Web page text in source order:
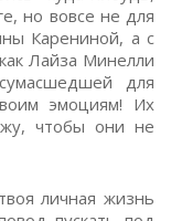
но вовсе не для
Карениной, а с
Лайза Минелли
для
эмоциям! Их
чтобы они не
личная жизнь